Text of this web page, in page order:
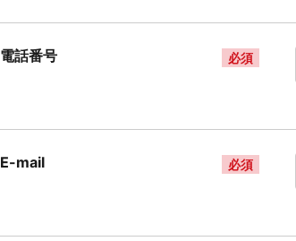
電話番号 必須
E-mail 必須